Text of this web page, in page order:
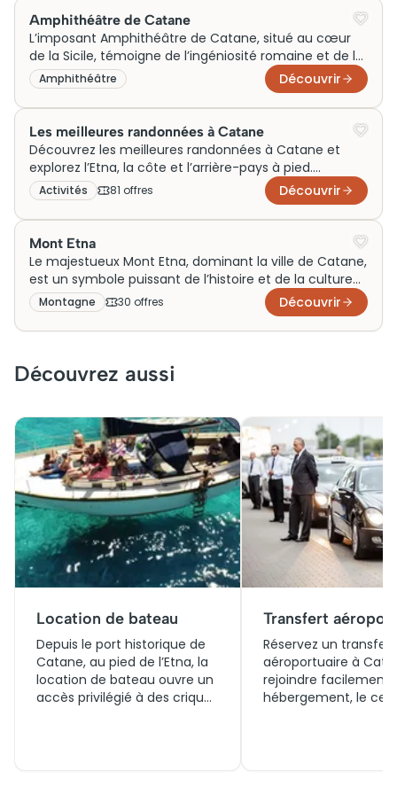
locaux accueillent débutants et confirmés toute
l’année, avec des tarifs variant entre 50 et 120 euros
selon la formule choisie. Réservation recommandée
en haute saison.
Amphithéâtre de Catane
L’imposant Amphithéâtre de Catane, situé au cœur
de la Sicile, témoigne de l’ingéniosité romaine et de la
richesse historique de la région. Construit au IIe siècle,
cet édifice accueillait jadis des spectacles captivants
et pouvait recevoir jusqu’à 15 000 spectateurs.
Aujourd’hui, l’amphithéâtre est une attraction
touristique populaire, offrant des visites guidées
fascinantes. N’oubliez surtout pas de réserver vos
billets à l’avance pour découvrir ce lieu empreint de
culture et d’histoire.
Amphithéâtre Découvrir
Les meilleures randonnées à Catane
Découvrez les meilleures randonnées à Catane et
explorez l’Etna, la côte et l’arrière-pays à pied.
Comparez différentes offres de billets et d’activités
pour composer un programme adapté à votre
rythme et à vos envies.
Activités 81 offres Découvrir
Mont Etna
Le majestueux Mont Etna, dominant la ville de Catane,
est un symbole puissant de l’histoire et de la culture
sicilienne. Ce volcan actif, l’un des plus célèbres et
actifs au monde, attire des milliers de visiteurs
chaque année, désireux d’acheter des billets pour une
ses panoramas spectaculaires, le Mont Etna offre des
visites inoubliables. Jadis source de récits
sa beauté et son mystère.
Montagne 30 offres Découvrir
Découvrez aussi
Location de bateau
Depuis le port historique de
Catane, au pied de l’Etna, la
location de bateau ouvre un
accès privilégié à des criques
Transfert aéroport
Réservez un transfert
aéroportuaire à
rejoindre facilement
hébergement, le